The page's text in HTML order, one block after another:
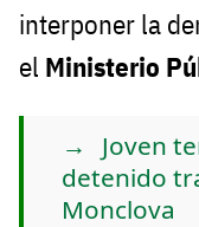
interponer la
el Ministerio
Joven
detenido
Monclova